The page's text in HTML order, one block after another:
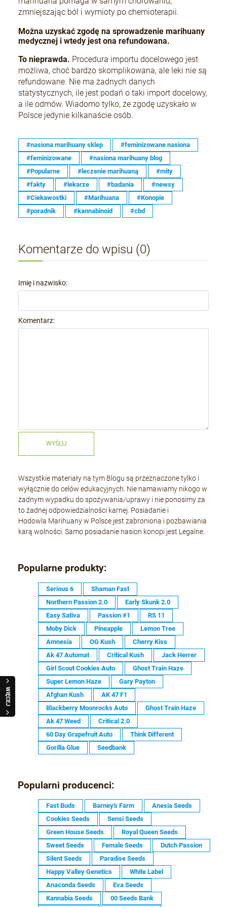
WIĘCEJ
zmniejszając ból i wymioty po chemioterapii.
Można uzyskać zgodę na sprowadzenie marihuany
medycznej i wtedy jest ona refundowana.
To nieprawda. Procedura importu docelowego jest
możliwa, choć bardzo skomplikowana, ale leki nie są
refundowane. Nie ma żadnych danych
statystycznych, ile jest podań o taki import docelowy,
a ile odmów. Wiadomo tylko, że zgodę uzyskało w
Polsce jedynie kilkanaście osób.
#nasiona marihuany sklep
#feminizowane nasiona
#feminizowane
#nasiona marihuany blog
#Popularne
#leczenie marihuaną
#mity
#fakty
#lekarze #badania
#newsy
#Ciekawostki
#Marihuana
#Konopie
#poradnik
#kannabinoid #cbd
Komentarze do wpisu (0)
Imię i nazwisko:
Komentarz:
WYŚLIJ
Wszystkie materiały na tym Blogu są przeznaczone tylko i
wyłącznie do celów edukacyjnych. Nie namawiamy nikogo w
żadnym wypadku do spożywania/uprawy i nie ponosimy za
to żadnej odpowiedzialności karnej. Posiadanie i
Hodowla Marihuany w Polsce jest zabroniona i pozbawiania
karą wolności. Samo posiadanie nasion konopi jest Legalne.
Popularne produkty:
Serious 6
Shaman Fast
Northern Passion 2.0
Early Skunk 2.0
Easy Sativa
Passion #1
RS 11
Moby Dick
Pineapple
Lemon Tree
Amnesia
OG Kush
Cherry Kiss
Ak 47 Automat
Critical Kush
Jack Herrer
Girl Scout Cookies Auto
Ghost Train Haze
Super Lemon Haze
Gary Payton
Afghan Kush
AK 47 F1
Blackberry Moonrocks Auto
Ghost Train Haze
Ak 47 Weed
Critical 2.0
60 Day Grapefruit Auto
Think Different
Gorilla Glue
Seedbank
Popularni producenci:
Fast Buds Barney's Farm
Anesia Seeds
Cookies Seeds
Sensi Seeds
Green House Seeds
Royal Queen Seeds
Sweet Seeds
Female Seeds
Dutch Passion
Silent Seeds
Paradise Seeds
Happy Valley Genetics
White Label
Anaconda Seeds
Eva Seeds
Kannabia Seeds
00 Seeds Bank